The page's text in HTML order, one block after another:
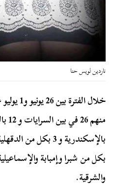
ناردين لويس حنا
بكل من شبرا وإمبابة
والشرقية.